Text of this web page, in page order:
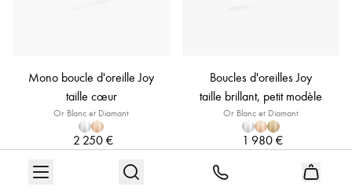
Mono boucle d'oreille Joy
taille cœur
Or Blanc et Diamant
2 250 €
Boucles d'oreilles Joy
taille brillant, petit modèle
Or Blanc et Diamant
1 980 €